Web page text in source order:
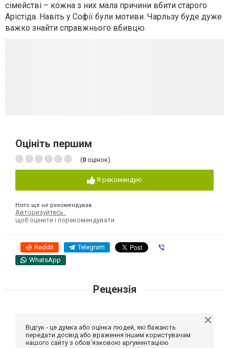
сімействі – кожна з них мала причини вбити старого
Арістіда. Навіть у Софії були мотиви. Чарльзу буде дуже
важко знайти справжнього вбивцю.
Оцініть першим
(0 оцінок)
Я рекомендую
Ніхто ще не рекомендував
Авторизуйтесь
щоб оцінити і порекомендувати
Reddit Telegram
WhatsApp
Рецензія
Відгук - це думка або оцінка людей, які бажають
передати досвід або враження іншим користувачам
нашого сайту з обов'язковою аргументацією